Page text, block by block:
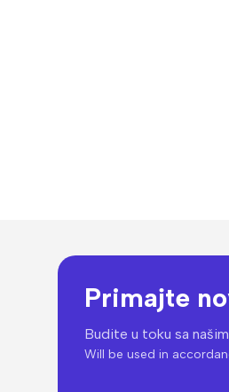
Primajte
Budite u toku sa
Will be used in